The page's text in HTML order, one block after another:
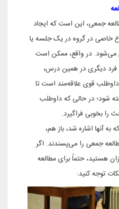
جمعی، این است که ایجاد
خاصی در گروه در یک جلسه یا
در واقع، ممکن است
دیگری در همین درس،
قوی علاقه‌مند است تا
شود؛ در حالی که داوطلب
را بخوبی فراگیرد.
آنها اشاره شد، باز هم،
جمعی را می‌پسندند. اگر
هستید، حتماً برای مطالعه
توجه کنید: